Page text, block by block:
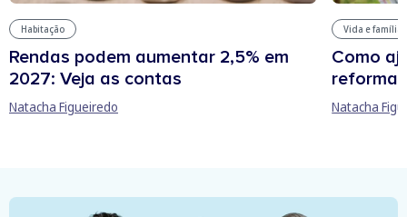
Habitação
Rendas podem aumentar 2,5% em
2027: Veja as contas
Natacha Figueiredo
Vida e família
Como
reforma
Natacha